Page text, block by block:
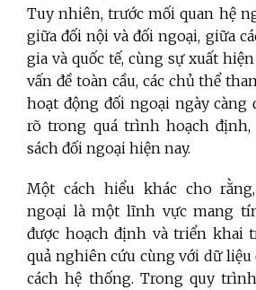
Tuy nhiên, trước mối quan hệ
giữa đối nội và đối ngoại, giữa
gia và quốc tế, cùng sự xuất
vấn đề toàn cầu, các chủ thể
hoạt động đối ngoại ngày càng
rõ trong quá trình hoạch
sách đối ngoại hiện nay.
Một cách hiểu khác cho
ngoại là một lĩnh vực mang
được hoạch định và triển khai
quả nghiên cứu cùng với dữ liệu
cách hệ thống. Trong quy